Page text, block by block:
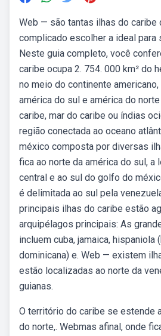
Web — são tantas ilhas do caribe
complicado escolher a ideal para
Neste guia completo, você
caribe ocupa 2. 754. 000 km² do
no meio do continente
américa do sul e américa do
caribe, mar do caribe ou índias
região conectada ao oceano
méxico composta por diversas
fica ao norte da américa do sul, a
central e ao sul do golfo do
é delimitada ao sul pela
principais ilhas do caribe estão
arquipélagos principais: As
incluem cuba, jamaica, hispaniola
dominicana) e. Web — existem
estão localizadas ao norte da
guianas.
O território do caribe se estende
do norte,. Webmas afinal, onde